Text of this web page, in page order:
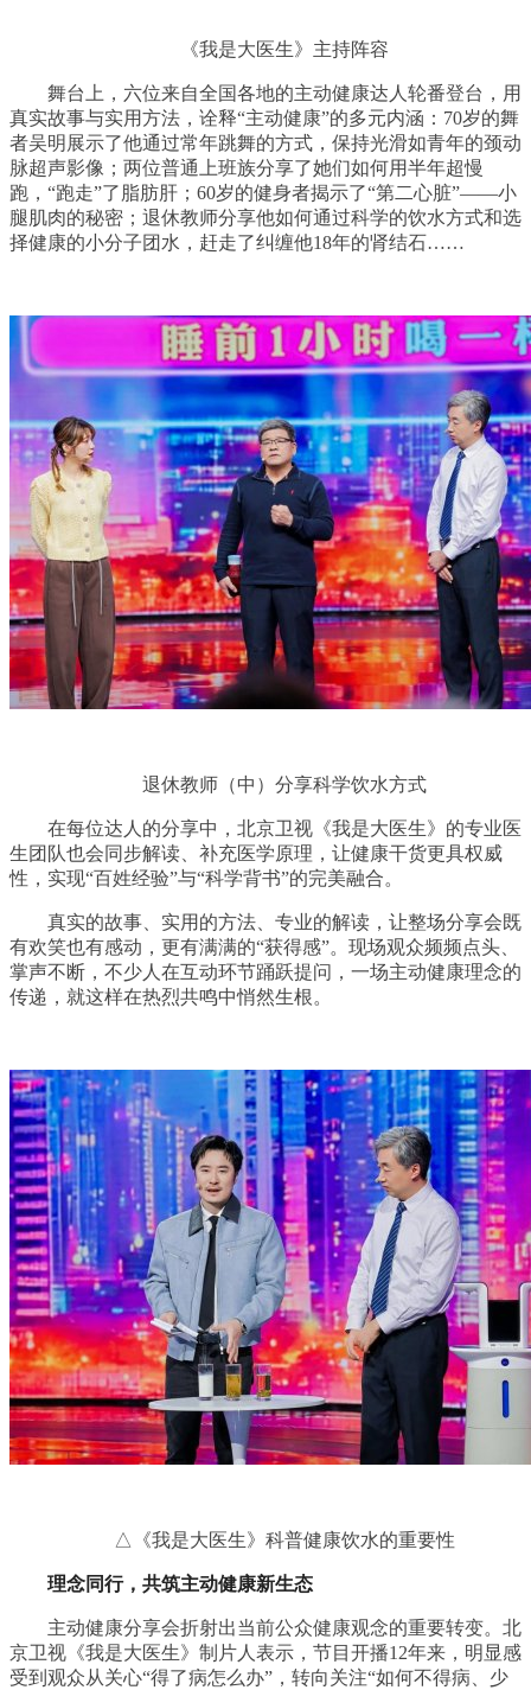
《我是大医生》主持阵容
舞台上，六位来自全国各地的主动健康达人轮番登台，用
真实故事与实用方法，诠释“主动健康”的多元内涵：70岁的舞
者吴明展示了他通过常年跳舞的方式，保持光滑如青年的颈动
脉超声影像；两位普通上班族分享了她们如何用半年超慢
跑，“跑走”了脂肪肝；60岁的健身者揭示了“第二心脏”——小
腿肌肉的秘密；退休教师分享他如何通过科学的饮水方式和选
择健康的小分子团水，赶走了纠缠他18年的肾结石……
退休教师（中）分享科学饮水方式
在每位达人的分享中，北京卫视《我是大医生》的专业医
生团队也会同步解读、补充医学原理，让健康干货更具权威
性，实现“百姓经验”与“科学背书”的完美融合。
真实的故事、实用的方法、专业的解读，让整场分享会既
有欢笑也有感动，更有满满的“获得感”。现场观众频频点头、
掌声不断，不少人在互动环节踊跃提问，一场主动健康理念的
传递，就这样在热烈共鸣中悄然生根。
△《我是大医生》科普健康饮水的重要性
理念同行，共筑主动健康新生态
主动健康分享会折射出当前公众健康观念的重要转变。北
京卫视《我是大医生》制片人表示，节目开播12年来，明显感
受到观众从关心“得了病怎么办”，转向关注“如何不得病、少